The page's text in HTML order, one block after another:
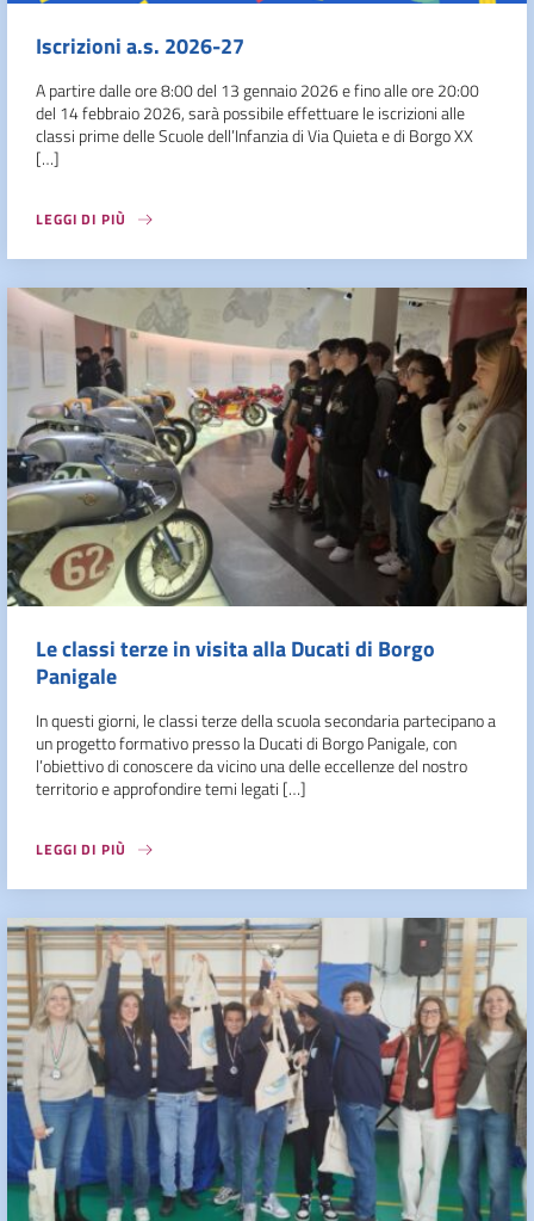
Iscrizioni a.s. 2026-27
A partire dalle ore 8:00 del 13 gennaio 2026 e fino alle ore 20:00
del 14 febbraio 2026, sarà possibile effettuare le iscrizioni alle
classi prime delle Scuole dell’Infanzia di Via Quieta e di Borgo XX
[…]
LEGGI DI PIÙ
Le classi terze in visita alla Ducati di Borgo
Panigale
In questi giorni, le classi terze della scuola secondaria partecipano a
un progetto formativo presso la Ducati di Borgo Panigale, con
l’obiettivo di conoscere da vicino una delle eccellenze del nostro
territorio e approfondire temi legati […]
LEGGI DI PIÙ